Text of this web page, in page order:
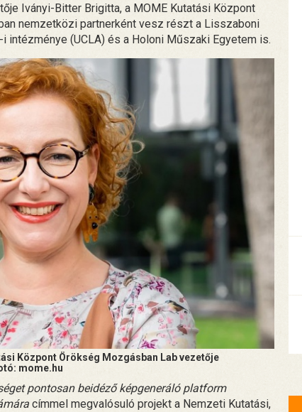
Iványi-Bitter Brigitta, a MOME Kutatási Központ
nemzetközi partnerként vesz részt a Lisszaboni
intézménye (UCLA) és a Holoni Műszaki Egyetem is.
Központ Örökség Mozgásban Lab vezetője
mome.hu
pontosan beidéző képgeneráló platform
címmel megvalósuló projekt a Nemzeti Kutatási,